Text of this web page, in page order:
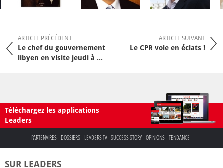
ARTICLE PRÉCÉDENT
Le chef du gouvernement
libyen en visite jeudi à ...
ARTICLE SUIVANT
Le CPR vole en éclats !
Téléchargez les applications
Leaders
PARTENAIRES DOSSIERS LEADERS TV SUCCESS STORY OPINIONS TENDANCE
SUR LEADERS